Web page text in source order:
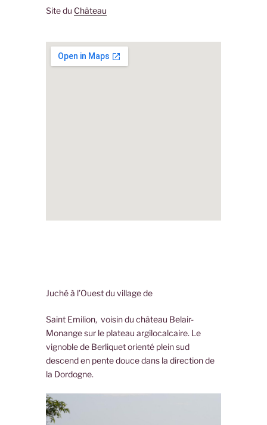
Site du Château
Juché à l’Ouest du village de
Saint Emilion, voisin du château Belair-
Monange sur le plateau argilocalcaire. Le
vignoble de Berliquet orienté plein sud
descend en pente douce dans la direction de
la Dordogne.